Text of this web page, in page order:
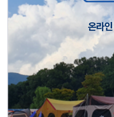
2026년 5월 캠핑장
캠핑장(9월1일~6일)
온라